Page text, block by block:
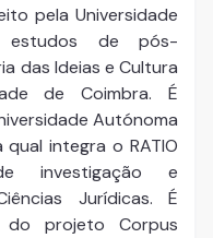
pela Universidade
estudos de pós-
das Ideias e Cultura
de Coimbra. É
Autónoma
integra o RATIO
investigação e
Jurídicas. É
do projeto Corpus